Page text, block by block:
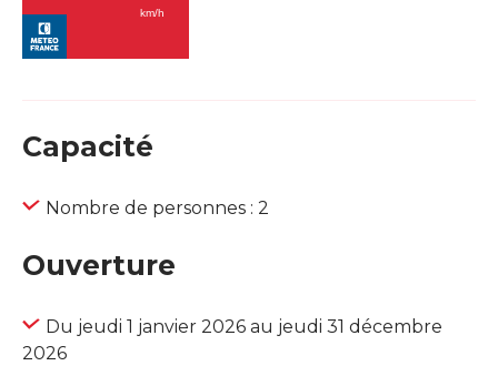
Capacité
Nombre de personnes : 2
Ouverture
Du jeudi 1 janvier 2026 au jeudi 31 décembre
2026